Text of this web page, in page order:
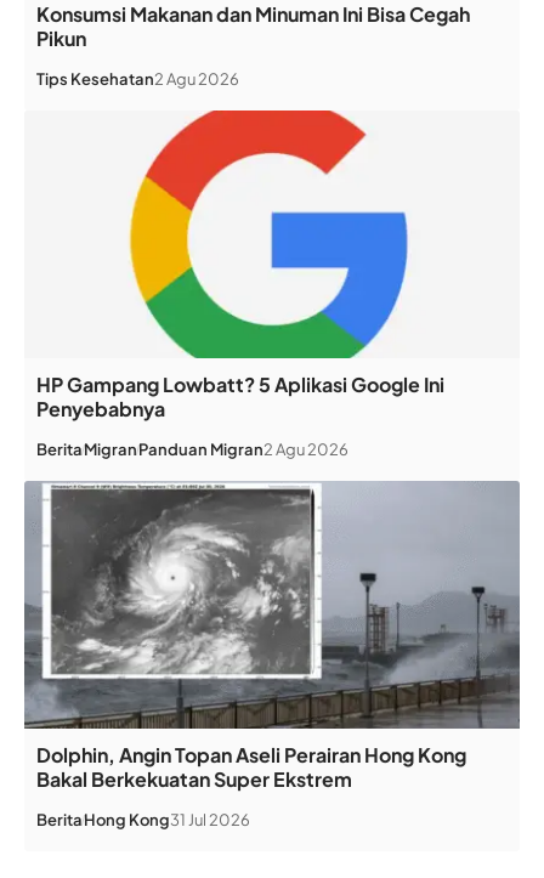
Konsumsi Makanan dan Minuman Ini Bisa Cegah
Pikun
Tips Kesehatan2 Agu 2026
HP Gampang Lowbatt? 5 Aplikasi Google Ini
Penyebabnya
BeritaMigranPanduan Migran2 Agu 2026
Dolphin, Angin Topan Aseli Perairan Hong Kong
Bakal Berkekuatan Super Ekstrem
BeritaHong Kong31 Jul 2026